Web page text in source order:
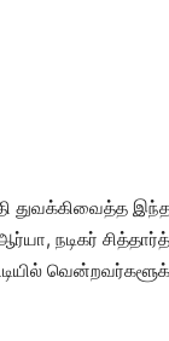
துவக்கிவைத்த
நடிகர்